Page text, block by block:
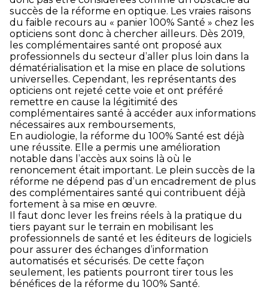
succès de la réforme en optique. Les vraies raisons
du faible recours au « panier 100% Santé » chez les
opticiens sont donc à chercher ailleurs. Dès 2019,
les complémentaires santé ont proposé aux
professionnels du secteur d’aller plus loin dans la
dématérialisation et la mise en place de solutions
universelles. Cependant, les représentants des
opticiens ont rejeté cette voie et ont préféré
remettre en cause la légitimité des
complémentaires santé à accéder aux informations
nécessaires aux remboursements,
En audiologie, la réforme du 100% Santé est déjà
une réussite. Elle a permis une amélioration
notable dans l’accès aux soins là où le
renoncement était important. Le plein succès de la
réforme ne dépend pas d’un encadrement de plus
des complémentaires santé qui contribuent déjà
fortement à sa mise en œuvre.
Il faut donc lever les freins réels à la pratique du
tiers payant sur le terrain en mobilisant les
professionnels de santé et les éditeurs de logiciels
pour assurer des échanges d’information
automatisés et sécurisés. De cette façon
seulement, les patients pourront tirer tous les
bénéfices de la réforme du 100% Santé.